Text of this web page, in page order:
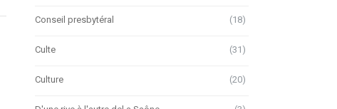
Conseil presbytéral (18)
Culte (31)
Culture (20)